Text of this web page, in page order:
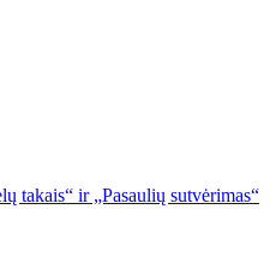
takais“ ir „Pasaulių sutvėrimas“